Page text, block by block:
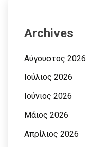
Archives
Αύγουστος 2026
Ιούλιος 2026
Ιούνιος 2026
Μάιος 2026
Απρίλιος 2026